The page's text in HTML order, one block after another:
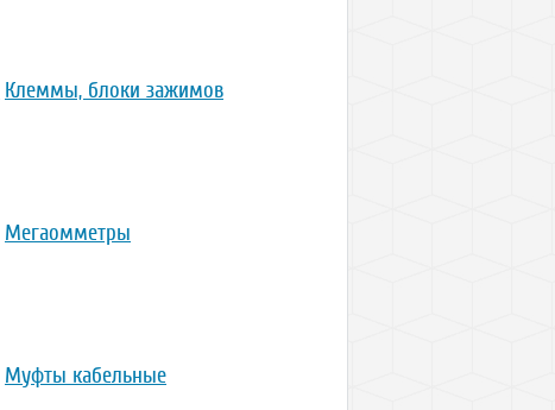
Клеммы, блоки зажимов
Мегаомметры
Муфты кабельные